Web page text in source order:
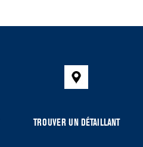
TROUVER UN DÉTAILLANT